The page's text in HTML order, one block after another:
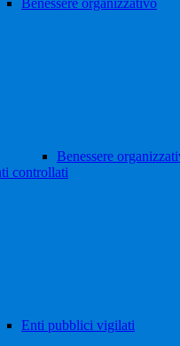
Benessere organizzativo
Benessere
controllati
Enti pubblici vigilati